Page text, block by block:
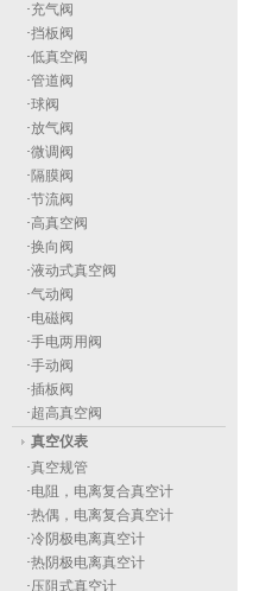
·充气阀
·挡板阀
·低真空阀
·管道阀
·球阀
·放气阀
·微调阀
· 隔膜阀
·节流阀
·高真空阀
·换向阀
·液动式真空阀
·气动阀
·电磁阀
·手电两用阀
·手动阀
·插板阀
·超高真空阀
真空仪表
·真空规管
·电阻，电离复合真空计
·热偶，电离复合真空计
·冷阴极电离真空计
·热阴极电离真空计
·压阻式真空计